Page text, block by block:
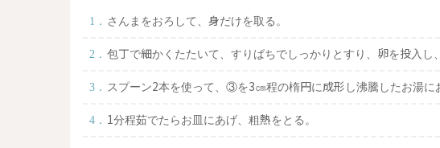
さんまをおろして、身だけを取る。
包丁で細かくたたいて、すりばちでしっかりとすり、卵を投入し
スプーン2本を使って、③を3㎝程の楕円に成形し沸騰したお湯に
1分程茹でたらお皿にあげ、粗熱をとる。